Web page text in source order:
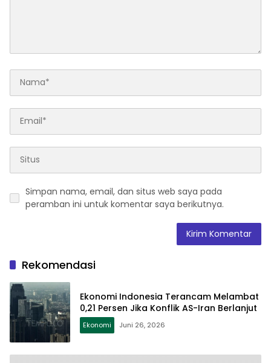
Simpan nama, email, dan situs web saya pada
peramban ini untuk komentar saya berikutnya.
Rekomendasi
Ekonomi Indonesia Terancam Melambat
0,21 Persen Jika Konflik AS-Iran Berlanjut
Ekonomi Juni 26, 2026